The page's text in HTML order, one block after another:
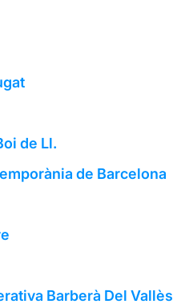
de Ll.
de Barcelona
Barberà Del Vallès